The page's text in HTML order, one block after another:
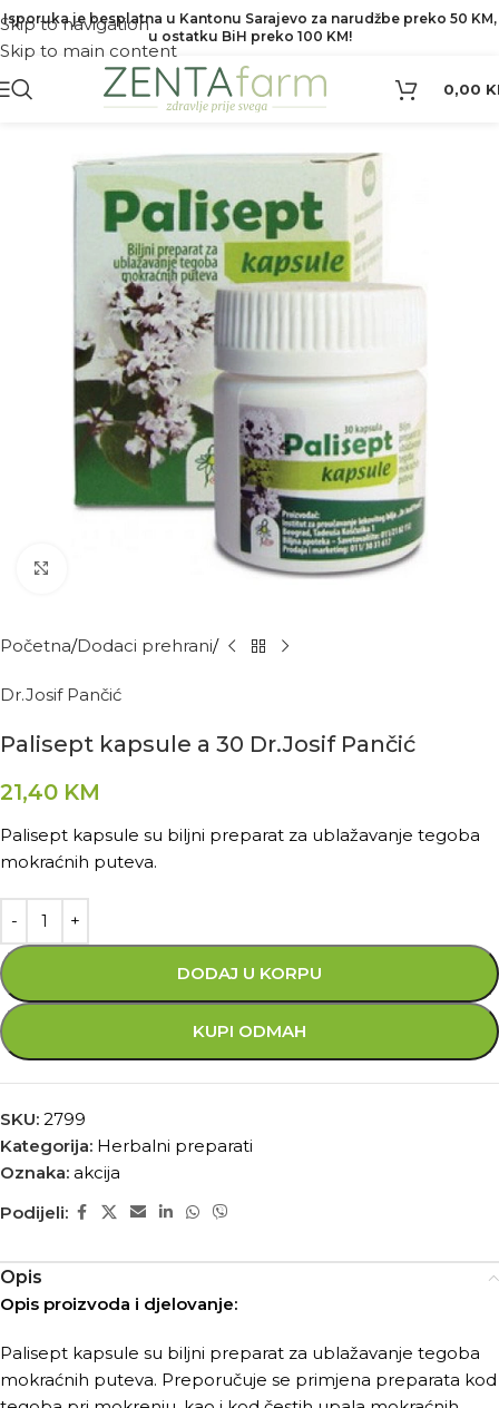
Skip to navigation
Skip to main content
Isporuka je besplatna u Kantonu Sarajevo za narudžbe preko 50 KM,
u ostatku BiH preko 100 KM!
0,00
Kliknite za povećanje
Početna Dodaci prehrani
Dr.Josif Pančić
Palisept kapsule a 30 Dr.Josif Pančić
21,40 KM
Palisept kapsule su biljni preparat za ublažavanje tegoba
mokraćnih puteva.
DODAJ U KORPU
KUPI ODMAH
SKU: 2799
Kategorija: Herbalni preparati
Oznaka: akcija
Podijeli:
Opis
Opis proizvoda i djelovanje:
Palisept kapsule su biljni preparat za ublažavanje tegoba
mokraćnih puteva. Preporučuje se primjena preparata kod